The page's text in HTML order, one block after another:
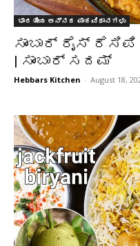
ಭಾರತೀಯ ಅನ್ನದ ಪಾಕವಿಧಾನಗಳು
ಸಾಂಬಾರ್ ರೈಸ್ ರೆಸಿಪಿ |
| ಸಾಂಬಾರ್ ಸದಮ್
Hebbars Kitchen - August 18,